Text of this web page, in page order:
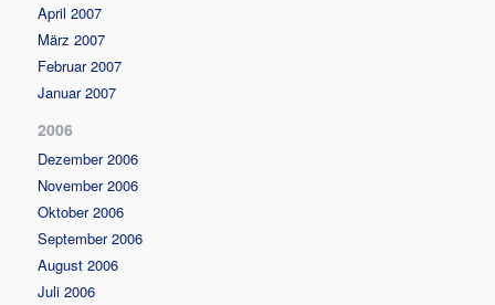
April 2007
März 2007
Februar 2007
Januar 2007
2006
Dezember 2006
November 2006
Oktober 2006
September 2006
August 2006
Juli 2006